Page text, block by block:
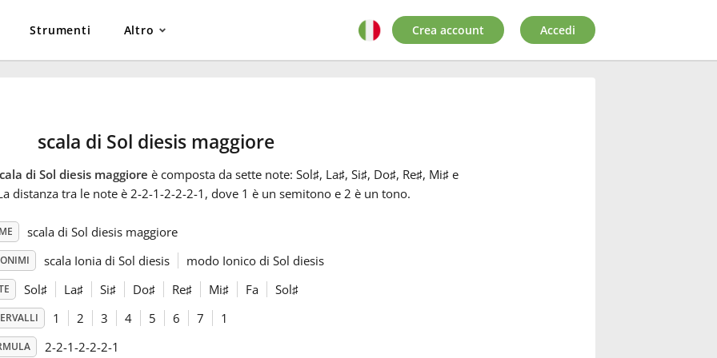
Strumenti Altro Crea account Accedi
scala di Sol diesis maggiore
di Sol diesis maggiore è composta da sette note: Sol♯, La♯, Si♯, Do♯, Re♯, Mi♯e
distanza tra le note è 2-2-1-2-2-2-1, dove 1 è un semitono e 2 è un tono.
scala di Sol diesis maggiore
scala Ionia di Sol diesis modo Ionico di Sol diesis
Sol♯ La♯ Si♯ Do♯ Re♯ Mi♯ Fa Sol♯
1 2 3 4 5 6 7 1
2-2-1-2-2-2-1